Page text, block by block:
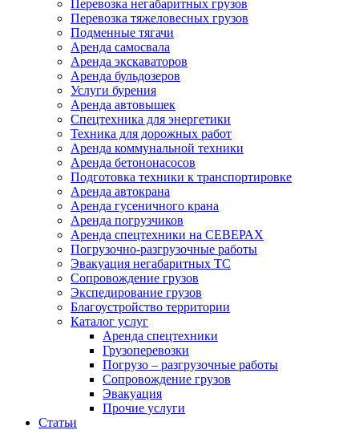
Перевозка негабаритных грузов
Перевозка тяжеловесных грузов
Подменные тягачи
Аренда самосвала
Аренда экскаваторов
Аренда бульдозеров
Услуги бурения
Аренда автовышек
Спецтехника для энергетики
Техника для дорожных работ
Аренда коммунальной техники
Аренда бетононасосов
Подготовка техники к транспортировке
Аренда автокрана
Аренда гусеничного крана
Аренда погрузчиков
Аренда спецтехники на СЕВЕРАХ
Погрузочно-разгрузочные работы
Эвакуация негабаритных ТС
Сопровождение грузов
Экспедирование грузов
Благоустройство территории
Каталог услуг
Аренда спецтехники
Грузоперевозки
Погрузо – разгрузочные работы
Сопровождение грузов
Эвакуация
Прочие услуги
Статьи